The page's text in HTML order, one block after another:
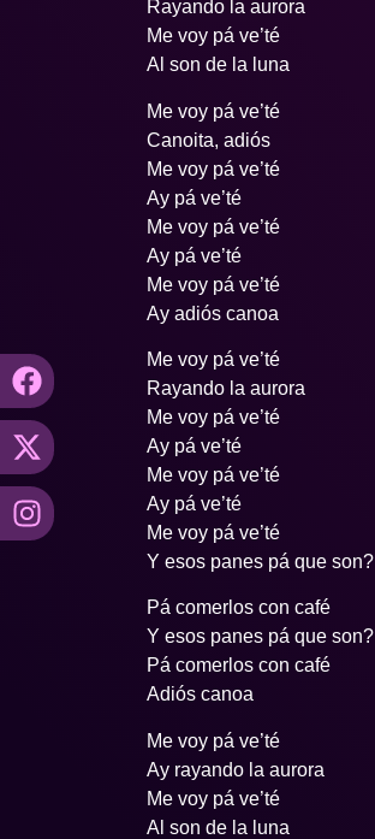
Rayando la aurora
Me voy pá ve’té
Al son de la luna
Me voy pá ve’té
Canoita, adiós
Me voy pá ve’té
Ay pá ve’té
Me voy pá ve’té
Ay pá ve’té
Me voy pá ve’té
Ay adiós canoa
Me voy pá ve’té
Rayando la aurora
Me voy pá ve’té
Ay pá ve’té
Me voy pá ve’té
Ay pá ve’té
Me voy pá ve’té
Y esos panes pá que son?
Pá comerlos con café
Y esos panes pá que son?
Pá comerlos con café
Adiós canoa
Me voy pá ve’té
Ay rayando la aurora
Me voy pá ve’té
Al son de la luna